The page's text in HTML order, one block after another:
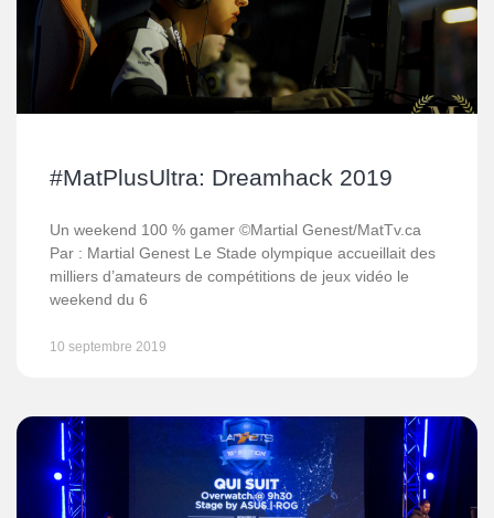
#MatPlusUltra: Dreamhack 2019
Un weekend 100 % gamer ©Martial Genest/MatTv.ca
Par : Martial Genest Le Stade olympique accueillait des
milliers d’amateurs de compétitions de jeux vidéo le
weekend du 6
10 septembre 2019